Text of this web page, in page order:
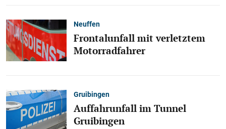
Neuffen
Frontalunfall mit verletztem
Motorradfahrer
Gruibingen
Auffahrunfall im Tunnel
Gruibingen